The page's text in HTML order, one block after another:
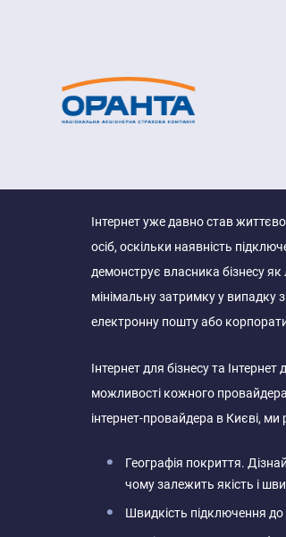
Інтернет уже давно став
осіб, оскільки наявність
демонструє власника бізнесу
мінімальну затримку у випадку
електронну пошту або
Інтернет для бізнесу та
можливості кожного провайдера
інтернет-провайдера в Києві,
Географія покриття.
чому залежить якість і
Швидкість підключення